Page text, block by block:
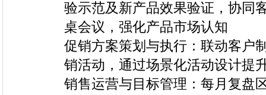
验示范及新产品效果验证，协同
桌会议，强化产品市场认知
促销方案策划与执行：联动客户
销活动，通过场景化活动设计提
销售运营与目标管理：每月复盘